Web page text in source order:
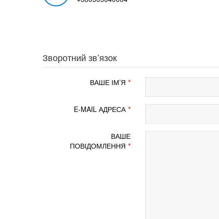
Зворотний зв’язок
ВАШЕ ІМ’Я
E-MAIL АДРЕСА
ВАШЕ
ПОВІДОМЛЕННЯ